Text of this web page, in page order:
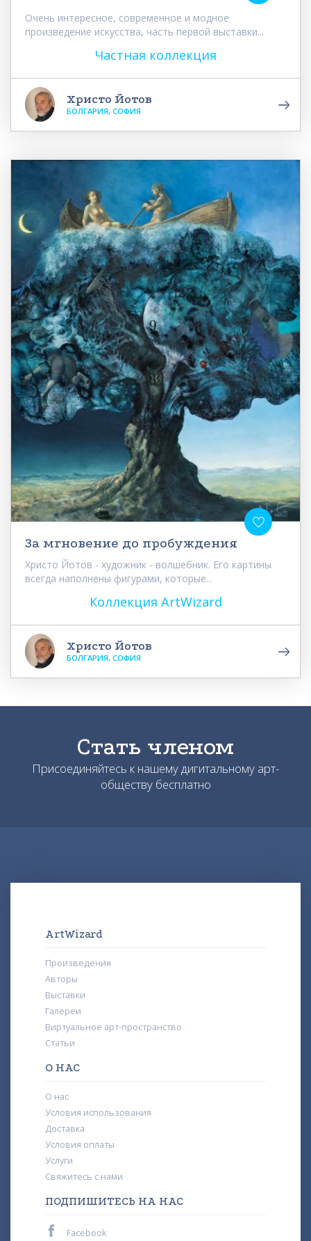
Очень интересное, современное и модное
произведение искусства, часть первой выставки...
Частная коллекция
Христо Йотов
БОЛГАРИЯ, СОФИЯ
За мгновение до пробуждения
Христо Йотов - художник - волшебник. Его картины
всегда наполнены фигурами, которые...
Коллекция ArtWizard
Христо Йотов
БОЛГАРИЯ, СОФИЯ
Стать членом
Присоединяйтесь к нашему дигитальному арт-
обществу бесплатно
ArtWizard
Произведения
Авторы
Выставки
Галереи
Виртуальное арт-пространство
Статьи
О НАС
О нас
Условия использования
Доставка
Условия оплаты
Услуги
Свяжитесь с нами
ПОДПИШИТЕСЬ НА НАС
Facebook